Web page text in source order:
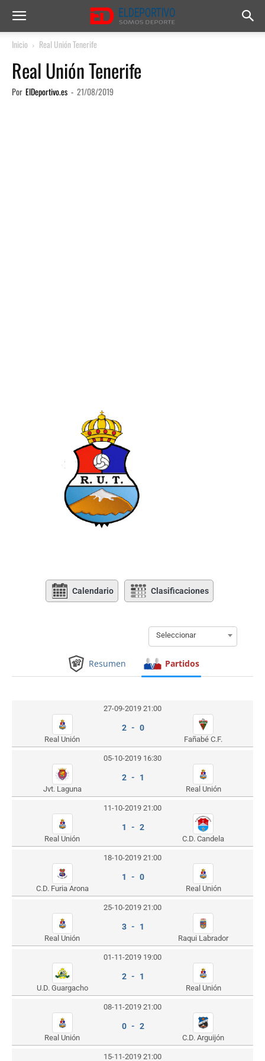
Inicio Real Unión Tenerife
Real Unión Tenerife
Por ElDeportivo.es - 21/08/2019
Calendario Clasificaciones
Seleccionar
Resumen Partidos
27-09-2019 21:00
Real Unión
2 - 0
Fañabé C.F.
05-10-2019 16:30
Jvt. Laguna
2 - 1
Real Unión
11-10-2019 21:00
Real Unión
1 - 2
C.D. Candela
18-10-2019 21:00
C.D. Furia Arona
1 - 0
Real Unión
25-10-2019 21:00
Real Unión
3 - 1
Raqui Labrador
01-11-2019 19:00
U.D. Guargacho
2 - 1
Real Unión
08-11-2019 21:00
Real Unión
0 - 2
C.D. Arguijón
15-11-2019 21:00